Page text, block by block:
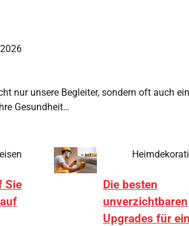
nur unsere Begleiter, sondern oft auch ein
Gesundheit…
Sie
Die besten
unverzichtbaren
Upgrades für